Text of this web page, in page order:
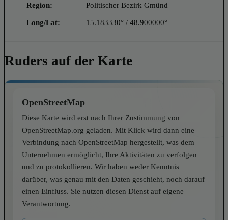
Region: Politischer Bezirk Gmünd
Long/Lat: 15.183330° / 48.900000°
Ruders auf der Karte
OpenStreetMap
Diese Karte wird erst nach Ihrer Zustimmung von
OpenStreetMap.org geladen. Mit Klick wird dann eine
Verbindung nach OpenStreetMap hergestellt, was dem
Unternehmen ermöglicht, Ihre Aktivitäten zu verfolgen
und zu protokollieren. Wir haben weder Kenntnis
darüber, was genau mit den Daten geschieht, noch darauf
einen Einfluss. Sie nutzen diesen Dienst auf eigene
Verantwortung.